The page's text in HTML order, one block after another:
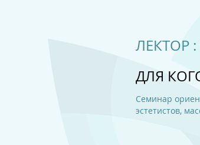
ЛЕКТОР :
ДЛЯ
Семинар
эстетистов,